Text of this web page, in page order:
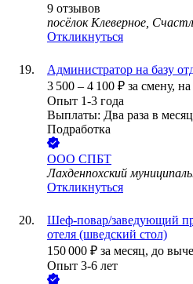
9 отзывов
посёлок Клеверное,
Откликнуться
Администратор на базу
3 500 – 4 100 ₽ за смену, на
Опыт 1-3 года
Выплаты: Два раза в месяц
Подработка
ООО СПБТ
Лахденпохский
Откликнуться
Шеф-повар/заведующий
отеля (шведский стол)
150 000 ₽ за месяц, до
Опыт 3-6 лет